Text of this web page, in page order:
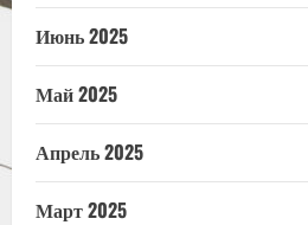
Июнь 2025
Май 2025
Апрель 2025
Март 2025